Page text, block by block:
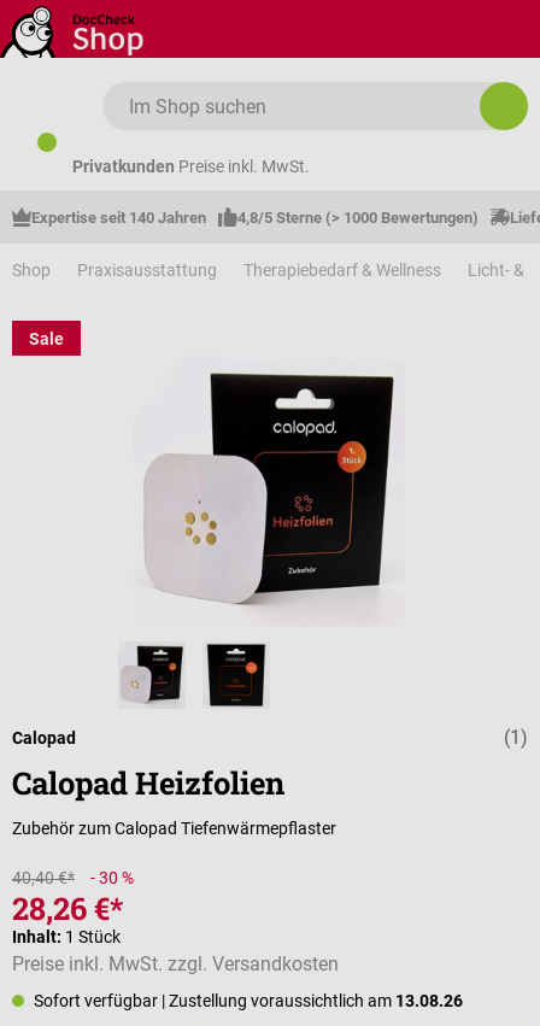
Zum Hauptinhalt springen
Privatkunden Preise inkl. MwSt.
Expertise seit 140 Jahren 4,8/5 Sterne (> 1000 Bewertungen)
Shop Praxisausstattung Therapiebedarf & Wellness Licht- &
Sale
(1)
Calopad
Calopad Heizfolien
Zubehör zum Calopad Tiefenwärmepflaster
40,40 €* - 30 %
28,26 €*
Inhalt: 1 Stück
Preise inkl. MwSt. zzgl. Versandkosten
Sofort verfügbar | Zustellung voraussichtlich am 13.08.26